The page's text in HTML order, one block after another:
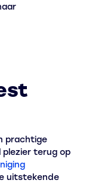
prachtige
plezier terug op
uitstekende